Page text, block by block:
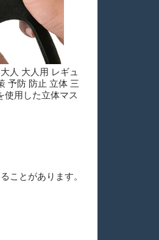
人 大人用 レギュ
予防 防止 立体 三
使用した立体マス
とがあります。